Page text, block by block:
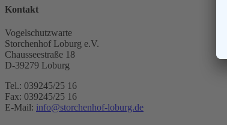
Kontakt
Vogelschutzwarte
Storchenhof Loburg e.V.
Chausseestraße 18
D-39279 Loburg
Tel.: 039245/25 16
Fax: 039245/25 16
E-Mail: info@storchenhof-loburg.de